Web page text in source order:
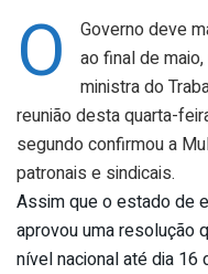
O
Governo deve
ao final de
ministra do
reunião desta quarta-
segundo confirmou a
patronais e sindicais.
Assim que o estado de
aprovou uma resolução
nível nacional até dia 16